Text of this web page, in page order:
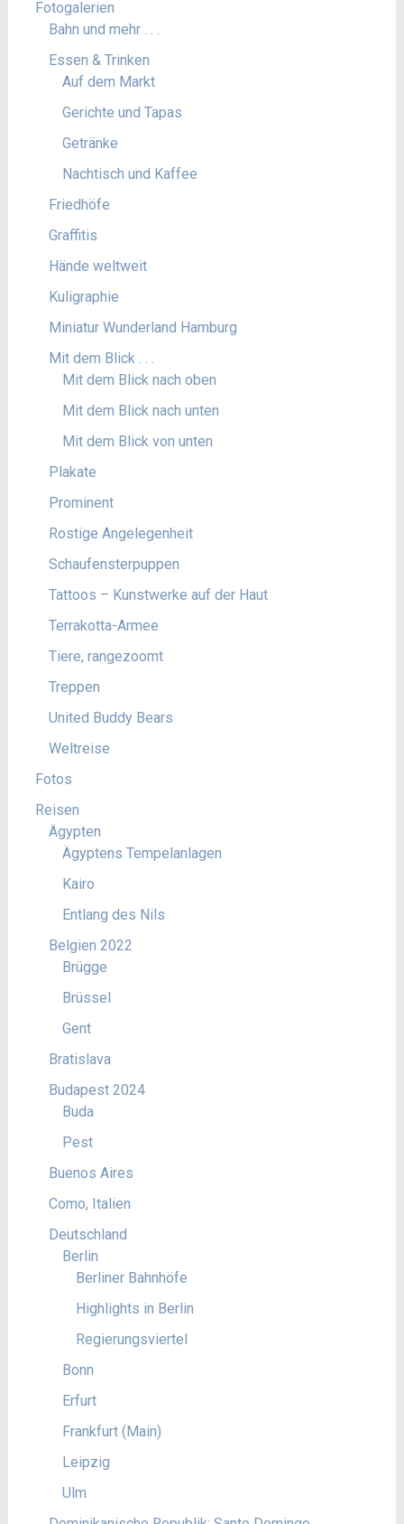
Fotogalerien
Bahn und mehr . . .
Essen & Trinken
Auf dem Markt
Gerichte und Tapas
Getränke
Nachtisch und Kaffee
Friedhöfe
Graffitis
Hände weltweit
Kuligraphie
Miniatur Wunderland Hamburg
Mit dem Blick . . .
Mit dem Blick nach oben
Mit dem Blick nach unten
Mit dem Blick von unten
Plakate
Prominent
Rostige Angelegenheit
Schaufensterpuppen
Tattoos – Kunstwerke auf der Haut
Terrakotta-Armee
Tiere, rangezoomt
Treppen
United Buddy Bears
Weltreise
Fotos
Reisen
Ägypten
Ägyptens Tempelanlagen
Kairo
Entlang des Nils
Belgien 2022
Brügge
Brüssel
Gent
Bratislava
Budapest 2024
Buda
Pest
Buenos Aires
Como, Italien
Deutschland
Berlin
Berliner Bahnhöfe
Highlights in Berlin
Regierungsviertel
Bonn
Erfurt
Frankfurt (Main)
Leipzig
Ulm